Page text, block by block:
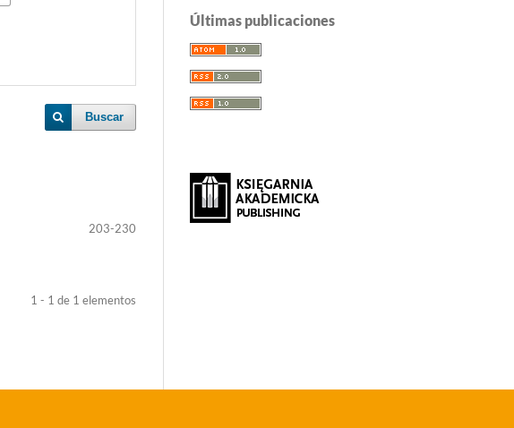
Buscar
203-230
1 - 1 de 1 elementos
Últimas publicaciones